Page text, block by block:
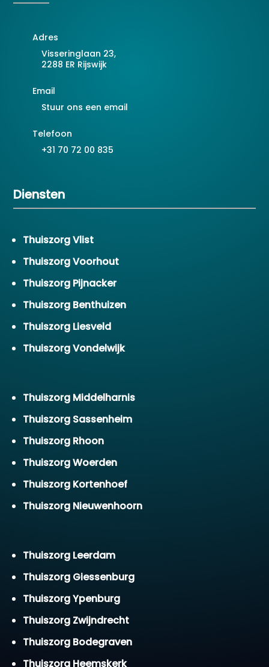
Adres
Visseringlaan 23,
2288 ER Rijswijk
Email
Stuur ons een email
Telefoon
+31 70 72 00 835
Diensten
Thuiszorg Vlist
Thuiszorg Voorhout
Thuiszorg Pijnacker
Thuiszorg Benthuizen
Thuiszorg Liesveld
Thuiszorg Vondelwijk
Thuiszorg Middelharnis
Thuiszorg Sassenheim
Thuiszorg Rhoon
Thuiszorg Woerden
Thuiszorg Kortenhoef
Thuiszorg Nieuwenhoorn
Thuiszorg Leerdam
Thuiszorg Giessenburg
Thuiszorg Ypenburg
Thuiszorg Zwijndrecht
Thuiszorg Bodegraven
Thuiszorg Heemskerk